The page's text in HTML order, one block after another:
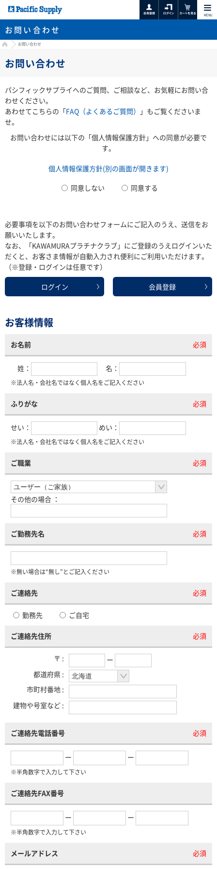
MENU
お問い合わせ
HOMEお問い合わせ
お問い合わせ
パシフィックサプライへのご質問、ご相談など、お気軽にお問い合
わせください。
あわせてこちらの「FAQ（よくあるご質問） 」もご覧くださいま
せ。
お問い合わせには以下の「個人情報保護方針」への同意が必要で
す。
個人情報保護方針(別の画面が開きます)
同意しない
同意する
必要事項を以下のお問い合わせフォームにご記入のうえ、送信をお
願いいたします。
なお、「KAWAMURAプラチナクラブ」にご登録のうえログインいた
だくと、お客さま情報が自動入力され便利にご利用いただけます。
（※登録・ログインは任意です）
ログイン 会員登録
お客様情報
お名前 必須
姓： 名：
※法人名・会社名ではなく個人名をご記入ください
ふりがな 必須
せい： めい：
※法人名・会社名ではなく個人名をご記入ください
ご職業 必須
その他の場合 ：
ご勤務先名 必須
※無い場合は“無し”とご記入ください
ご連絡先 必須
勤務先 ご自宅
ご連絡先住所 必須
〒 :
ー
都道府県 :
市町村番地 :
建物や号室など :
ご連絡先電話番号 必須
ー ー
※半角数字で入力して下さい
ご連絡先FAX番号
ー ー
※半角数字で入力して下さい
メールアドレス 必須